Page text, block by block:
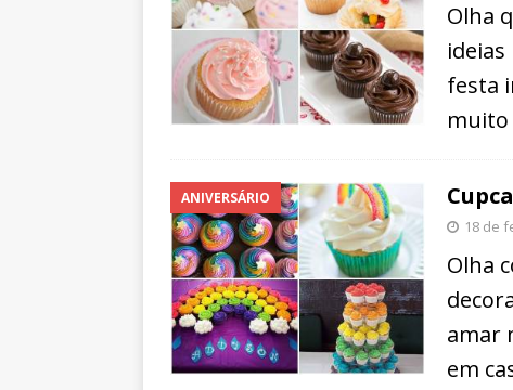
Olha
festa
muito
ANIVERSÁRIO
18 de
Olha
amar
em